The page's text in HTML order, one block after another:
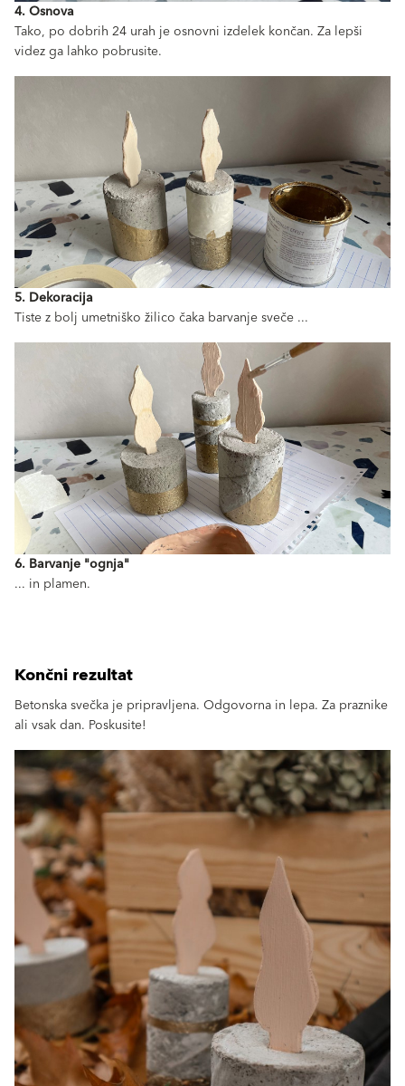
4. Osnova
Tako, po dobrih 24 urah je osnovni izdelek končan. Za lepši
videz ga lahko pobrusite.
5. Dekoracija
Tiste z bolj umetniško žilico čaka barvanje sveče ...
6. Barvanje "ognja"
... in plamen.
Končni rezultat
Betonska svečka je pripravljena. Odgovorna in lepa. Za praznike
ali vsak dan. Poskusite!